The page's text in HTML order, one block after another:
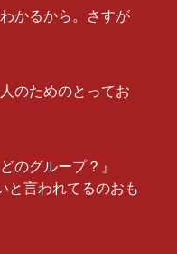
かるから。さすが
のためのとってお
のグループ？』
と言われてるのおも